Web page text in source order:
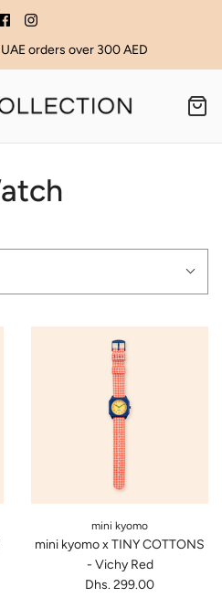
orders over 300 AED
mini kyomo
mini kyomo x TINY COTTONS
- Vichy Red
Dhs. 299.00